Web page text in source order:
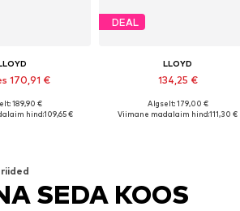
170,91 €
suurustes
189,90 €
hind:109,65 €
DEAL
LLOYD
134,25 €
+1
Saadaval erinevates suurustes
Algselt: 179,00 €
Viimane madalaim hind:111,30 €
SEDA KOOS